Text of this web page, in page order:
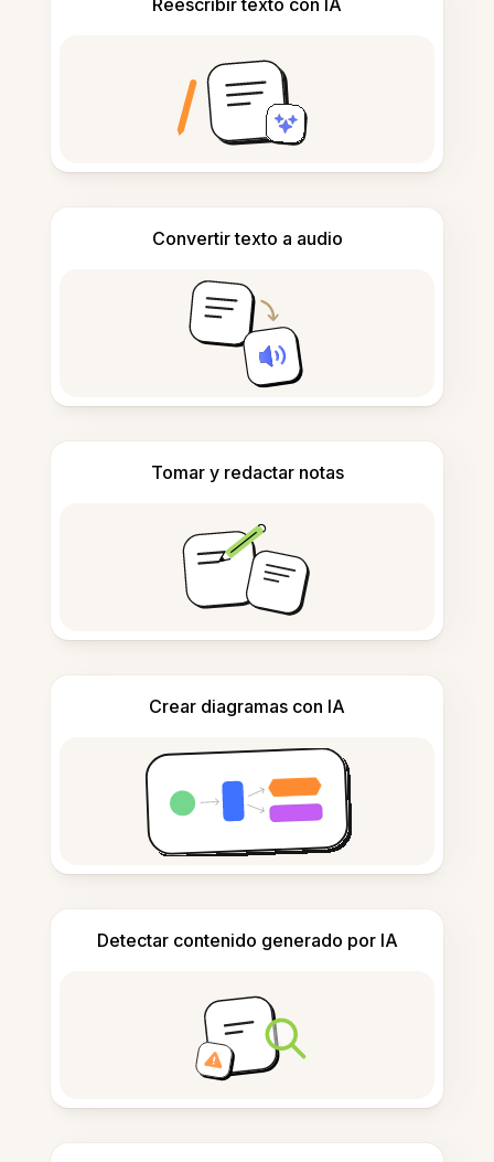
Reescribir texto con IA
Convertir texto a audio
Tomar y redactar notas
Crear diagramas con IA
Detectar contenido generado por IA